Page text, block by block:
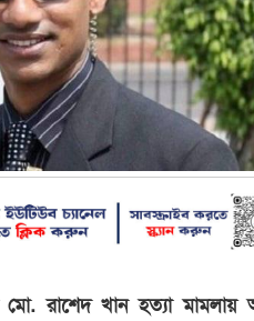
মো. রাশেদ খান হত্যা মামলায়